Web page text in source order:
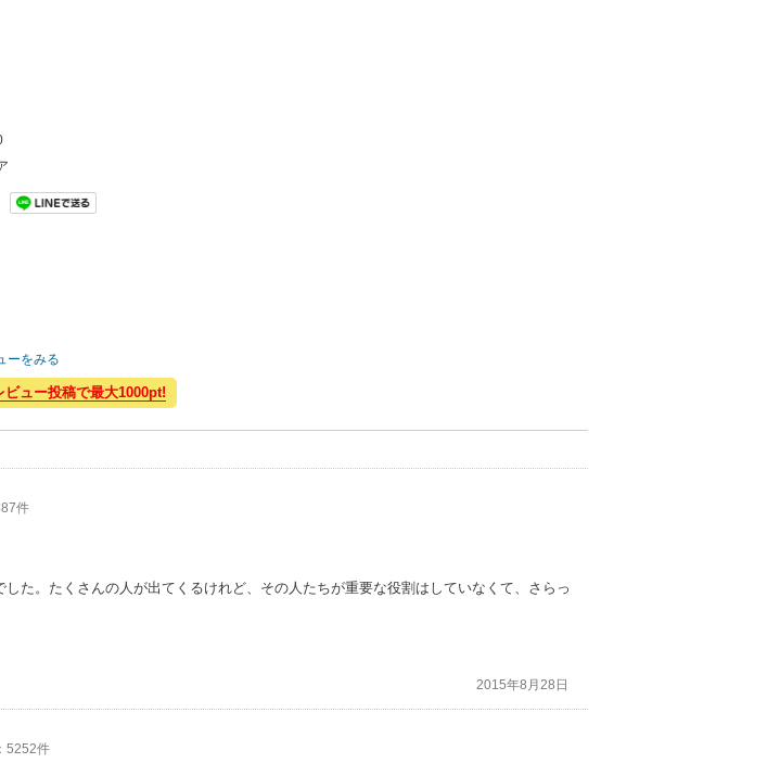
ーをみる
ビュー投稿で最大1000pt!
件
た。たくさんの人が出てくるけれど、その人たちが重要な役割はしていなくて、さらっ
2015年8月28日
5252件